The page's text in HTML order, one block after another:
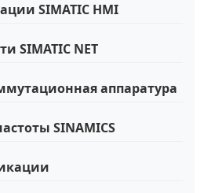
SIMATIC HMI
SIMATIC NET
аппаратура
SINAMICS